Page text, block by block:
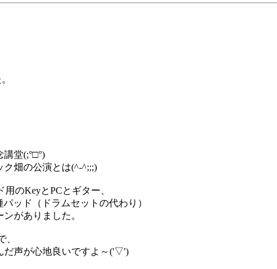
堂(;°□°)
ク畑の公演とは(^-^;;;)
のKeyとPCとギター、
ッド（ドラムセットの代わり）
がありました。
、
だ声が心地良いですよ～('▽')